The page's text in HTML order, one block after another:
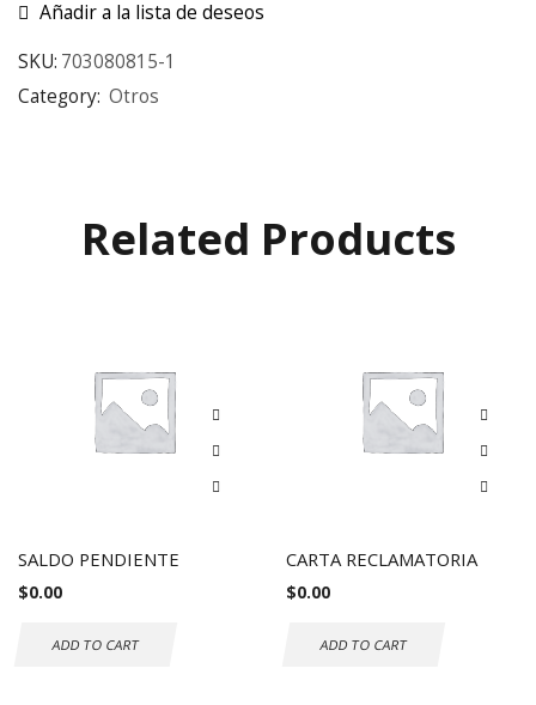
Añadir a la lista de deseos
SKU: 703080815-1
Category: Otros
Related Products
SALDO PENDIENTE
$0.00
ADD TO CART
CARTA RECLAMATORIA
$0.00
ADD TO CART